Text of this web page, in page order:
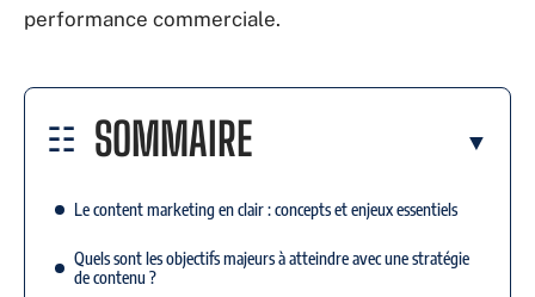
performance commerciale.
SOMMAIRE
Le content marketing en clair : concepts et enjeux essentiels
Quels sont les objectifs majeurs à atteindre avec une stratégie
de contenu ?